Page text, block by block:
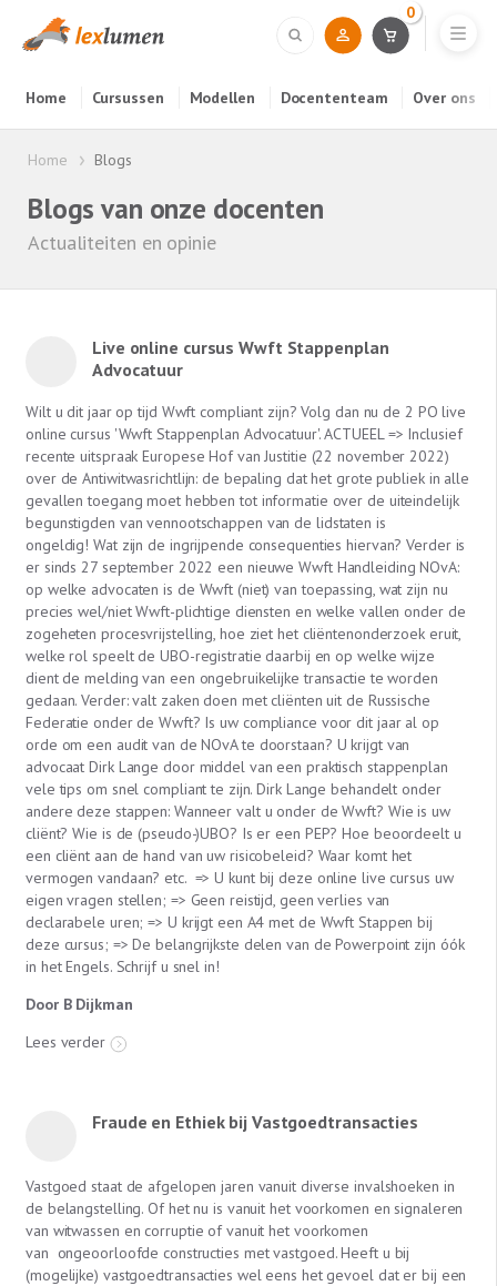
Home Cursussen Modellen Docententeam Over ons
0
Home Blogs
Blogs van onze docenten
Actualiteiten en opinie
Live online cursus Wwft Stappenplan
Advocatuur
Wilt u dit jaar op tijd Wwft compliant zijn? Volg dan nu de 2 PO live
online cursus 'Wwft Stappenplan Advocatuur'. ACTUEEL => Inclusief
recente uitspraak Europese Hof van Justitie (22 november 2022)
over de Antiwitwasrichtlijn: de bepaling dat het grote publiek in alle
gevallen toegang moet hebben tot informatie over de uiteindelijk
begunstigden van vennootschappen van de lidstaten is
ongeldig! Wat zijn de ingrijpende consequenties hiervan? Verder is
er sinds 27 september 2022 een nieuwe Wwft Handleiding NOvA:
op welke advocaten is de Wwft (niet) van toepassing, wat zijn nu
precies wel/niet Wwft-plichtige diensten en welke vallen onder de
zogeheten procesvrijstelling, hoe ziet het cliëntenonderzoek eruit,
welke rol speelt de UBO-registratie daarbij en op welke wijze
dient de melding van een ongebruikelijke transactie te worden
gedaan. Verder: valt zaken doen met cliënten uit de Russische
Federatie onder de Wwft? Is uw compliance voor dit jaar al op
orde om een audit van de NOvA te doorstaan? U krijgt van
advocaat Dirk Lange door middel van een praktisch stappenplan
vele tips om snel compliant te zijn. Dirk Lange behandelt onder
andere deze stappen: Wanneer valt u onder de Wwft? Wie is uw
cliënt? Wie is de (pseudo-)UBO? Is er een PEP? Hoe beoordeelt u
een cliënt aan de hand van uw risicobeleid? Waar komt het
vermogen vandaan? etc. => U kunt bij deze online live cursus uw
eigen vragen stellen; => Geen reistijd, geen verlies van
declarabele uren; => U krijgt een A4 met de Wwft Stappen bij
deze cursus; => De belangrijkste delen van de Powerpoint zijn óók
in het Engels. Schrijf u snel in!
Door B Dijkman
Lees verder
Fraude en Ethiek bij Vastgoedtransacties
Vastgoed staat de afgelopen jaren vanuit diverse invalshoeken in
de belangstelling. Of het nu is vanuit het voorkomen en signaleren
van witwassen en corruptie of vanuit het voorkomen
van ongeoorloofde constructies met vastgoed. Heeft u bij
(mogelijke) vastgoedtransacties wel eens het gevoel dat er bij een